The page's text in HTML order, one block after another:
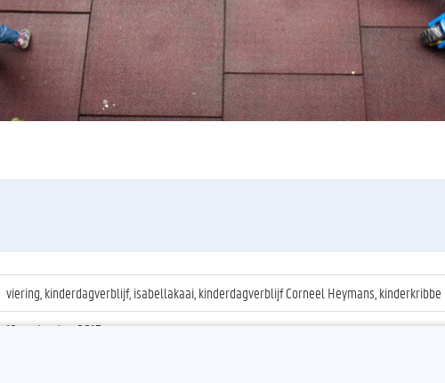
viering, kinderdagverblijf, isabellakaai, kinderdagverblijf Corneel Heymans, kinderkribbe
12 september 2013